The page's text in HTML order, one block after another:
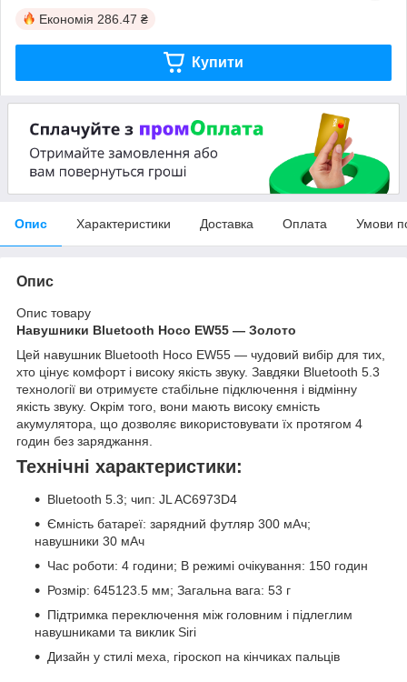
Економія 286.47 ₴
Купити
Опис Характеристики Доставка Оплата Умови
Опис
Опис товару
Навушники Bluetooth Hoco EW55 — Золото
Цей навушник Bluetooth Hoco EW55 — чудовий вибір для тих,
хто цінує комфорт і високу якість звуку. Завдяки Bluetooth 5.3
технології ви отримуєте стабільне підключення і відмінну
якість звуку. Окрім того, вони мають високу ємність
акумулятора, що дозволяє використовувати їх протягом 4
годин без заряджання.
Технічні характеристики:
Bluetooth 5.3; чип: JL AC6973D4
Ємність батареї: зарядний футляр 300 мАч;
навушники 30 мАч
Час роботи: 4 години; В режимі очікування: 150 годин
Розмір: 645123.5 мм; Загальна вага: 53 г
Підтримка переключення між головним і підлеглим
навушниками та виклик Siri
Дизайн у стилі меха, гіроскоп на кінчиках пальців